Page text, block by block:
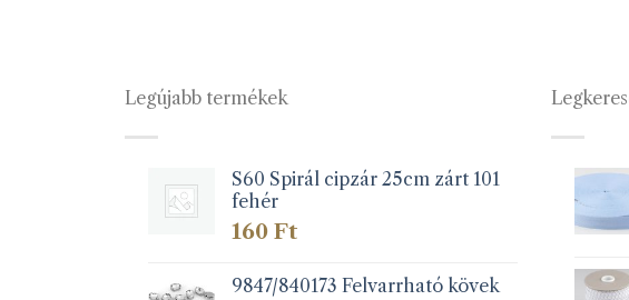
van.
a
termékoldalon
választhatók
van.
a
Legújabb termékek
S60 Spirál cipzár 25cm zárt 101
fehér
160 Ft
9847/840173 Felvarrható kövek